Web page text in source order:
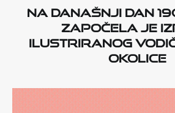
Na današnji dan
započela je
ilustriranog
okolice